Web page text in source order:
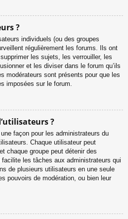
?
individuels (ou des groupes
régulièrement les forums. Ils ont
les sujets, les verrouiller, les
et les diviser dans le forum qu’ils
modérateurs sont présents pour que les
imposées sur le forum.
?
façon pour les administrateurs du
Chaque utilisateur peut
chaque groupe peut détenir des
les tâches aux administrateurs qui
de plusieurs utilisateurs en une seule
pouvoirs de modération, ou bien leur